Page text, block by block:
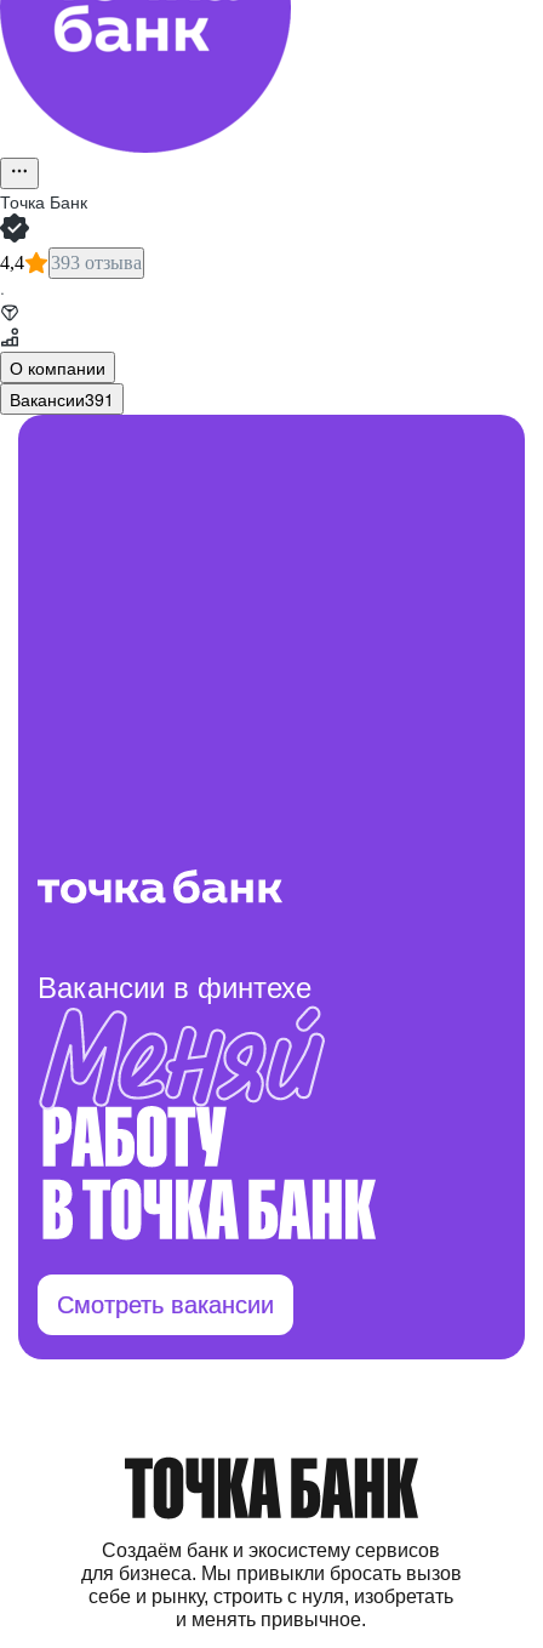
Точка Банк
4,4 393 отзыва
·
О компании
Вакансии391
Вакансии в финтехе
Смотреть вакансии
Создаём банк и экосистему сервисов
для бизнеса. Мы привыкли бросать вызов
себе и рынку, строить с нуля, изобретать
и менять привычное.